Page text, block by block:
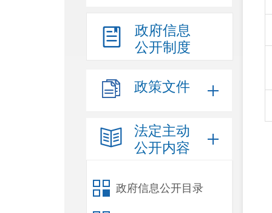
政府信息
公开制度
政策文件
法定主动
公开内容
政府信息公开目录